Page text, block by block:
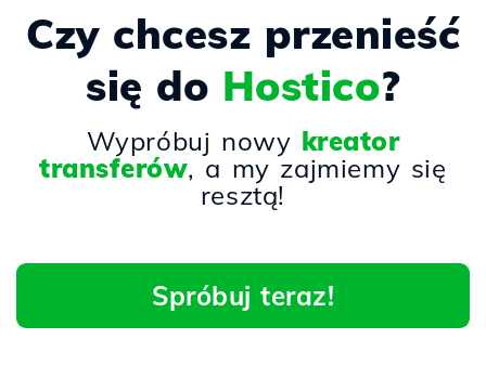
Czy chcesz przenieść
się do Hostico?
Wypróbuj nowy kreator
transferów, a my zajmiemy się
resztą!
Spróbuj teraz!